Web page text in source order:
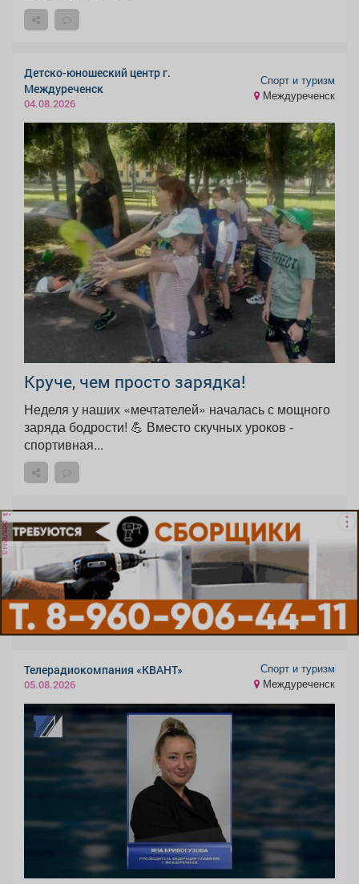
Детско-юношеский центр г.
Междуреченск
04.08.2026
Спорт и туризм
Междуреченск
Круче, чем просто зарядка!
Неделя у наших «мечтателей» началась с мощного
заряда бодрости! 💪 Вместо скучных уроков -
спортивная...
реклама
Телерадиокомпания «КВАНТ»
05.08.2026
Спорт и туризм
Междуреченск